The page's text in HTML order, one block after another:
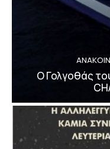
Ο Γολγοθάς